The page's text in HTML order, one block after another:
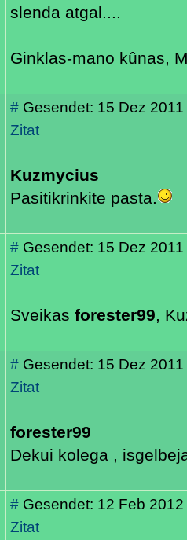
slenda atgal....
Ginklas-mano kûnas,
# Gesendet: 15 Dez
Zitat
Kuzmycius
Pasitikrinkite pasta.
# Gesendet: 15 Dez
Zitat
Sveikas forester99,
# Gesendet: 15 Dez
Zitat
forester99
Dekui kolega ,
# Gesendet: 12 Feb
Zitat